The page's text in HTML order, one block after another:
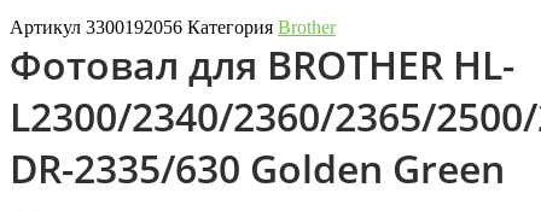
Артикул 3300192056 Категория Brother
Фотовал для BROTHER HL-
L2300/2340/2360/2365/
DR-2335/630 Golden Green